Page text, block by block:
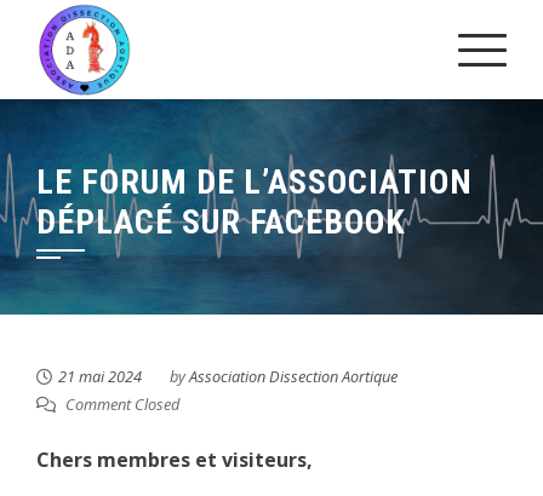
content
LE FORUM DE L’ASSOCIATION
DÉPLACÉ SUR FACEBOOK
21 mai 2024 byAssociation Dissection Aortique
Comment Closed
Chers membres et visiteurs,